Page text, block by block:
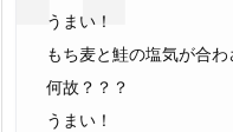
うまい！
もち麦と鮭の塩気が合わ
何故？？？
うまい！